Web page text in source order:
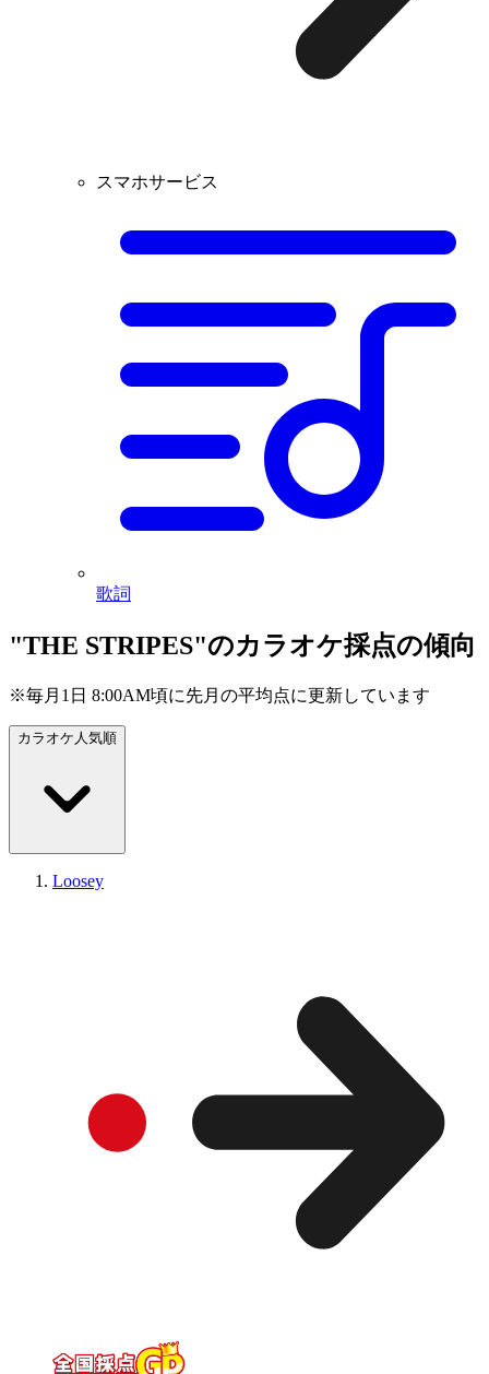
スマホサービス
歌詞
"THE STRIPES"のカラオケ採点の傾向
※毎月1日 8:00AM頃に先月の平均点に更新しています
カラオケ人気順
Loosey